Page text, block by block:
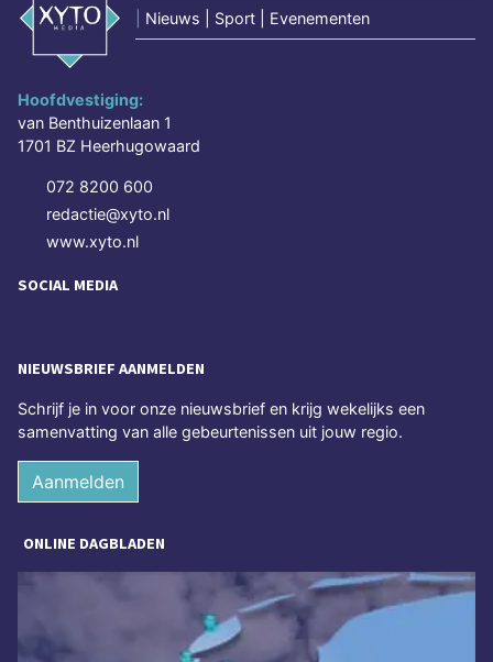
Nieuws | Sport | Evenementen
Hoofdvestiging:
van Benthuizenlaan 1
1701 BZ Heerhugowaard
072 8200 600
redactie@xyto.nl
www.xyto.nl
SOCIAL MEDIA
NIEUWSBRIEF AANMELDEN
Schrijf je in voor onze nieuwsbrief en krijg wekelijks een
samenvatting van alle gebeurtenissen uit jouw regio.
Aanmelden
ONLINE DAGBLADEN